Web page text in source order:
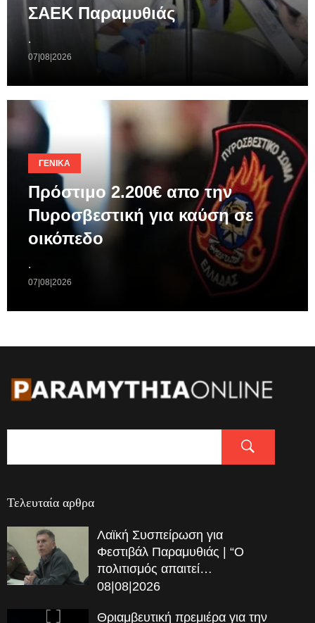
ΣΑΕΚ Παραμυθιάς
.
07|08|2026
ΓΕΝΙΚΆ
Πρόστιμο 2.200€ απο την
Πυροσβεστική για καύση σε
οικόπεδο
.
07|08|2026
Τελευταία αρθρα
Λαϊκή Συσπείρωση για
Φεστιβάλ Παραμυθιάς | “Ο
πολιτισμός απαιτεί…
08|08|2026
Θριαμβευτική πρεμιέρα για την